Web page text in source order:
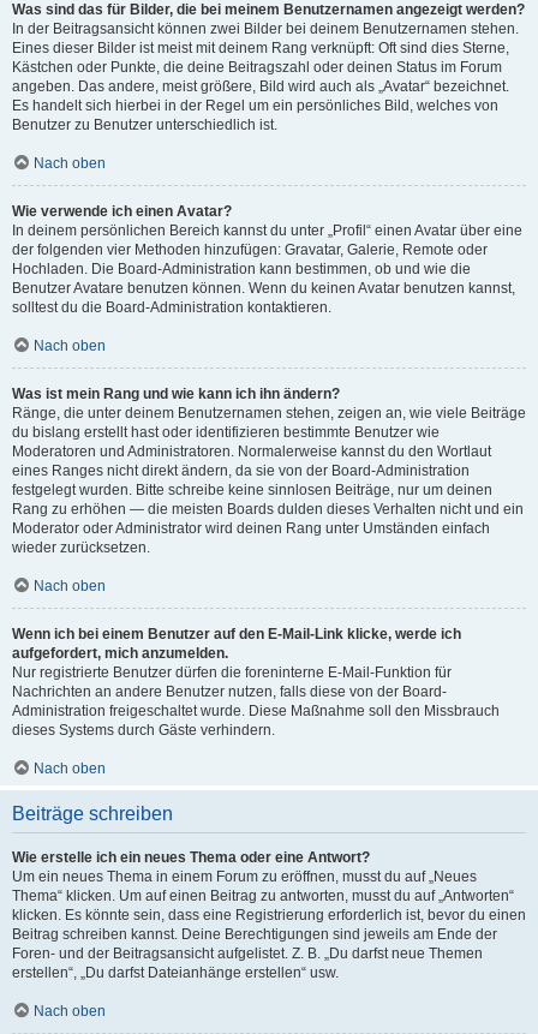
Was sind das für Bilder, die bei meinem Benutzernamen angezeigt werden?
In der Beitragsansicht können zwei Bilder bei deinem Benutzernamen stehen.
Eines dieser Bilder ist meist mit deinem Rang verknüpft: Oft sind dies Sterne,
Kästchen oder Punkte, die deine Beitragszahl oder deinen Status im Forum
angeben. Das andere, meist größere, Bild wird auch als „Avatar“ bezeichnet.
Es handelt sich hierbei in der Regel um ein persönliches Bild, welches von
Benutzer zu Benutzer unterschiedlich ist.
Nach oben
Wie verwende ich einen Avatar?
In deinem persönlichen Bereich kannst du unter „Profil“ einen Avatar über eine
der folgenden vier Methoden hinzufügen: Gravatar, Galerie, Remote oder
Hochladen. Die Board-Administration kann bestimmen, ob und wie die
Benutzer Avatare benutzen können. Wenn du keinen Avatar benutzen kannst,
solltest du die Board-Administration kontaktieren.
Nach oben
Was ist mein Rang und wie kann ich ihn ändern?
Ränge, die unter deinem Benutzernamen stehen, zeigen an, wie viele Beiträge
du bislang erstellt hast oder identifizieren bestimmte Benutzer wie
Moderatoren und Administratoren. Normalerweise kannst du den Wortlaut
eines Ranges nicht direkt ändern, da sie von der Board-Administration
festgelegt wurden. Bitte schreibe keine sinnlosen Beiträge, nur um deinen
Rang zu erhöhen — die meisten Boards dulden dieses Verhalten nicht und ein
Moderator oder Administrator wird deinen Rang unter Umständen einfach
wieder zurücksetzen.
Nach oben
Wenn ich bei einem Benutzer auf den E-Mail-Link klicke, werde ich
aufgefordert, mich anzumelden.
Nur registrierte Benutzer dürfen die foreninterne E-Mail-Funktion für
Nachrichten an andere Benutzer nutzen, falls diese von der Board-
Administration freigeschaltet wurde. Diese Maßnahme soll den Missbrauch
dieses Systems durch Gäste verhindern.
Nach oben
Beiträge schreiben
Wie erstelle ich ein neues Thema oder eine Antwort?
Um ein neues Thema in einem Forum zu eröffnen, musst du auf „Neues
Thema“ klicken. Um auf einen Beitrag zu antworten, musst du auf „Antworten“
klicken. Es könnte sein, dass eine Registrierung erforderlich ist, bevor du einen
Beitrag schreiben kannst. Deine Berechtigungen sind jeweils am Ende der
Foren- und der Beitragsansicht aufgelistet. Z. B. „Du darfst neue Themen
erstellen“, „Du darfst Dateianhänge erstellen“ usw.
Nach oben